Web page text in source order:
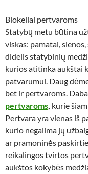
Blokeliai pertvaroms
Statybų metu būtina
viskas: pamatai,
didelis statybinių
kurios atitinka aukštai
patvarumui. Daug
bet ir pertvaroms.
pertvaroms, kurie
Pertvara yra vienas iš
kurio negalima jų
ar pramoninės
reikalingos tvirtos
aukštos kokybės